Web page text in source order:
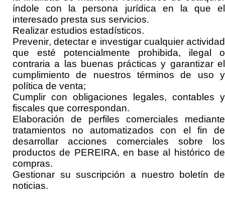
índole con la persona jurídica en la que el
interesado presta sus servicios.
Realizar estudios estadísticos.
Prevenir, detectar e investigar cualquier actividad
que esté potencialmente prohibida, ilegal o
contraria a las buenas prácticas y garantizar el
cumplimiento de nuestros términos de uso y
política de venta;
Cumplir con obligaciones
legales, contables y
fiscales que correspondan.
Elaboración de perfiles comerciales mediante
tratamientos no automatizados con el fin de
desarrollar acciones comerciales sobre los
productos de PEREIRA, en base al histórico de
compras.
Gestionar su suscripción a nuestro boletín de
noticias.